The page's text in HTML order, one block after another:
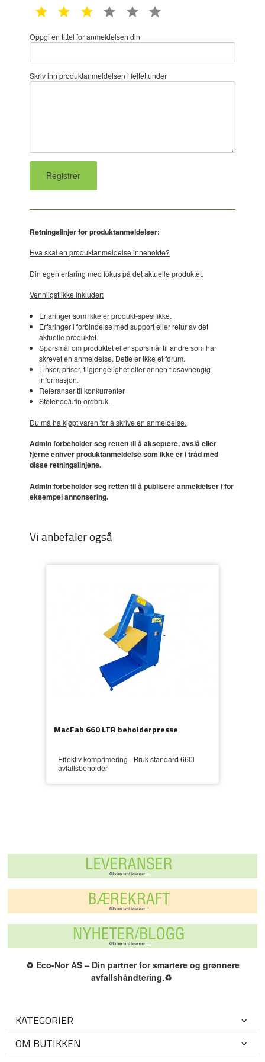
1 star 2 star 3 star 4 star 5 star
Oppgi en tittel for anmeldelsen din
Skriv inn produktanmeldelsen i feltet under
Retningslinjer for produktanmeldelser:
Hva skal en produktanmeldelse inneholde?
Din egen erfaring med fokus på det aktuelle produktet.
Vennligst ikke inkluder:
Erfaringer som ikke er produkt-spesifikke.
Erfaringer i forbindelse med support eller retur av det
aktuelle produktet.
Spørsmål om produktet eller spørsmål til andre som har
skrevet en anmeldelse. Dette er ikke et forum.
Linker, priser, tilgjengelighet eller annen tidsavhengig
informasjon.
Referanser til konkurrenter
Støtende/ufin ordbruk.
Du må ha kjøpt varen for å skrive en anmeldelse.
Admin forbeholder seg retten til å akseptere, avslå eller
fjerne enhver produktanmeldelse som ikke er i tråd med
disse retningslinjene.
Admin forbeholder seg retten til å publisere anmeldelser i for
eksempel annonsering.
Vi anbefaler også
MacFab 660 LTR beholderpresse
Effektiv komprimering - Bruk standard 660l
avfallsbeholder
♻️ Eco-Nor AS – Din partner for smartere og grønnere
avfallshåndtering.♻️
KATEGORIER
OM BUTIKKEN